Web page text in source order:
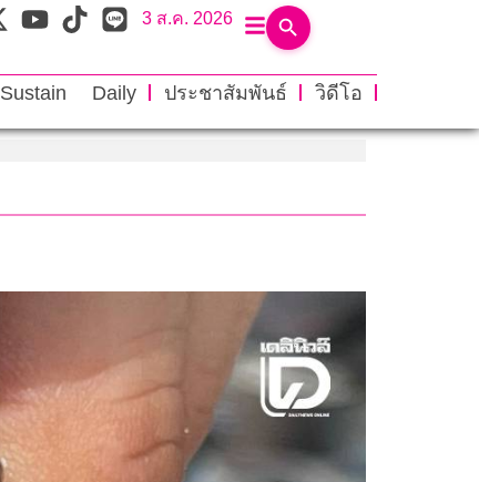
3 ส.ค. 2026
Sustain Daily ประชาสัมพันธ์
วิดีโอ